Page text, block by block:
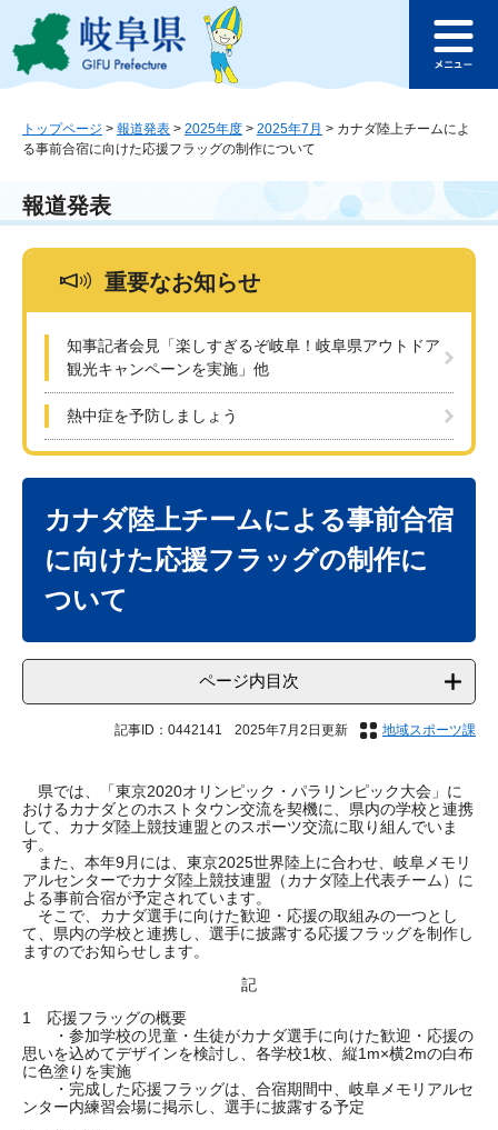
ジ
ュ
本
このページの本文へ
ュ
トップページ > 報道発表 > 2025年度 > 2025年7月 > カナダ陸上チームによ
る事前合宿に向けた応援フラッグの制作について
報道発表
重要なお知らせ
知事記者会見「楽しすぎるぞ岐阜！岐阜県アウトドア
観光キャンペーンを実施」他
熱中症を予防しましょう
カナダ陸上チームによる事前合宿
に向けた応援フラッグの制作に
ついて
ページ内目次
記事ID：0442141 2025年7月2日更新 地域スポーツ課
県では、「東京2020オリンピック・パラリンピック大会」に
おけるカナダとのホストタウン交流を契機に、県内の学校と連携
して、カナダ陸上競技連盟とのスポーツ交流に取り組んでいま
す。
また、本年9月には、東京2025世界陸上に合わせ、岐阜メモリ
アルセンターでカナダ陸上競技連盟（カナダ陸上代表チーム）に
よる事前合宿が予定されています。
そこで、カナダ選手に向けた歓迎・応援の取組みの一つとし
て、県内の学校と連携し、選手に披露する応援フラッグを制作し
ますのでお知らせします。
記
1 応援フラッグの概要
・参加学校の児童・生徒がカナダ選手に向けた歓迎・応援の
思いを込めてデザインを検討し、各学校1枚、縦1m×横2mの白布
に色塗りを実施
・完成した応援フラッグは、合宿期間中、岐阜メモリアルセ
ンター内練習会場に掲示し、選手に披露する予定